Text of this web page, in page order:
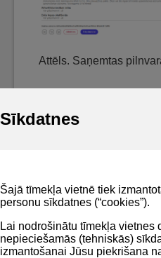
Sīkdatnes
Šajā tīmekļa vietnē tiek
personu sīkdatnes (“cookies”).
Lai nodrošinātu tīmekļa vietnes
nepieciešamās (tehniskās)
izmantošanai Jūsu piekrišana
Attēls. Saņemtas